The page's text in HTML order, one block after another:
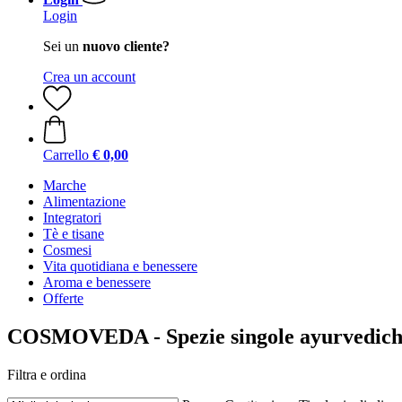
Login
Sei un nuovo cliente?
Crea un account
Carrello € 0,00
Marche
Alimentazione
Integratori
Tè e tisane
Cosmesi
Vita quotidiana e benessere
Aroma e benessere
Offerte
COSMOVEDA - Spezie singole
Filtra e ordina